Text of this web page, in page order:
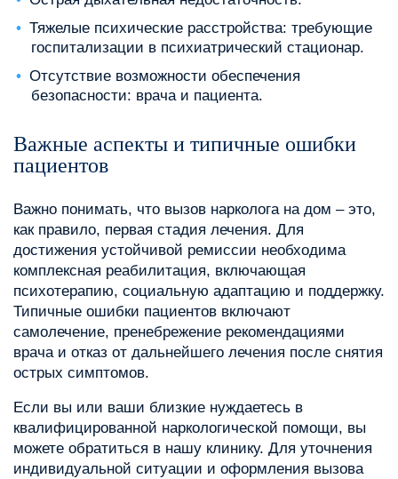
Тяжелые психические расстройства: требующие
госпитализации в психиатрический стационар.
Отсутствие возможности обеспечения
безопасности: врача и пациента.
Важные аспекты и типичные ошибки
пациентов
Важно понимать, что вызов нарколога на дом – это,
как правило, первая стадия лечения. Для
достижения устойчивой ремиссии необходима
комплексная реабилитация, включающая
психотерапию, социальную адаптацию и поддержку.
Типичные ошибки пациентов включают
самолечение, пренебрежение рекомендациями
врача и отказ от дальнейшего лечения после снятия
острых симптомов.
Если вы или ваши близкие нуждаетесь в
квалифицированной наркологической помощи, вы
можете обратиться в нашу клинику. Для уточнения
индивидуальной ситуации и оформления вызова